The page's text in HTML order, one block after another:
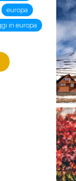
europa
in europa